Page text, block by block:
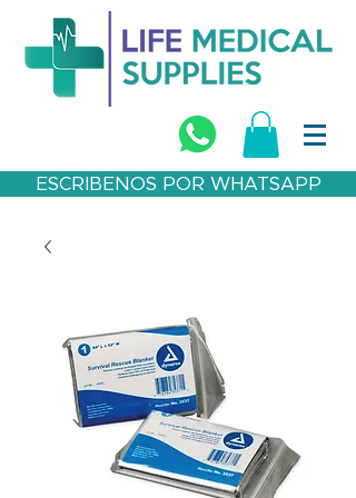
ESCRIBENOS POR WHATSAPP